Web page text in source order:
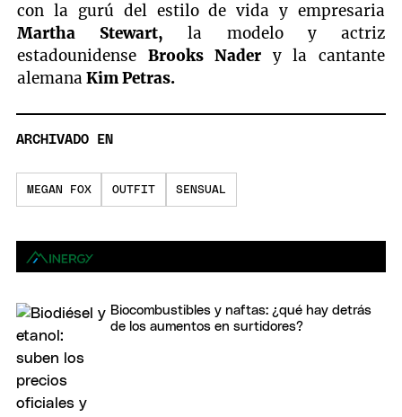
con la gurú del estilo de vida y empresaria
Martha Stewart, la modelo y actriz
estadounidense Brooks Nader y la cantante
alemanaKim Petras.
ARCHIVADO EN
MEGAN FOX OUTFIT SENSUAL
Biocombustibles y naftas: ¿qué hay detrás
de los aumentos en surtidores?